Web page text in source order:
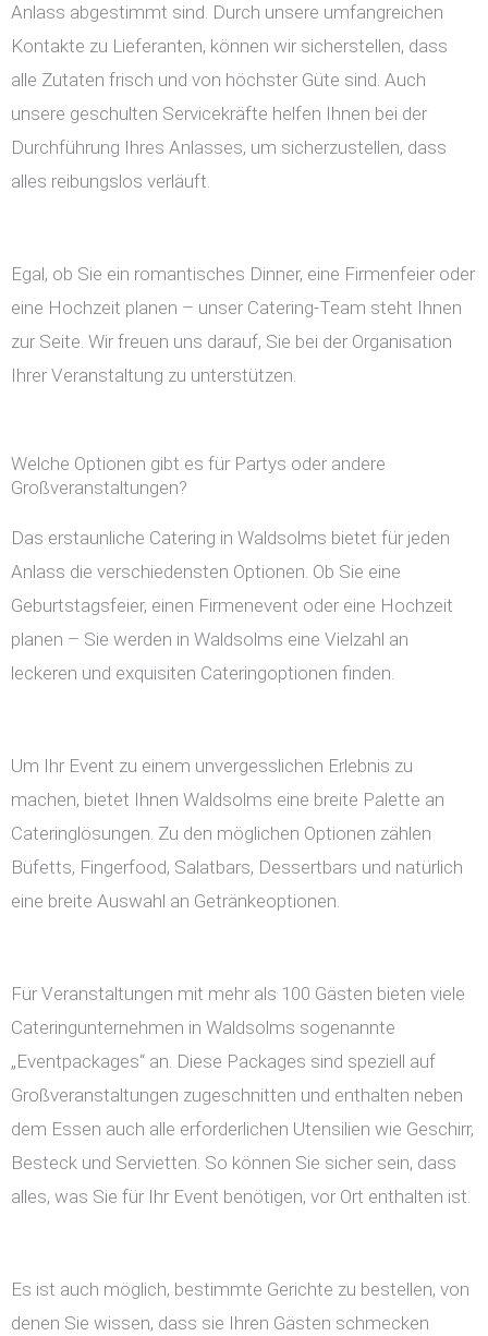
Anlass abgestimmt sind. Durch unsere umfangreichen
Kontakte zu Lieferanten, können wir sicherstellen, dass
alle Zutaten frisch und von höchster Güte sind. Auch
unsere geschulten Servicekräfte helfen Ihnen bei der
Durchführung Ihres Anlasses, um sicherzustellen, dass
alles reibungslos verläuft.
Egal, ob Sie ein romantisches Dinner, eine Firmenfeier oder
eine Hochzeit planen – unser Catering-Team steht Ihnen
zur Seite. Wir freuen uns darauf, Sie bei der Organisation
Ihrer Veranstaltung zu unterstützen.
Welche Optionen gibt es für Partys oder andere
Großveranstaltungen?
Das erstaunliche Catering in Waldsolms bietet für jeden
Anlass die verschiedensten Optionen. Ob Sie eine
Geburtstagsfeier, einen Firmenevent oder eine Hochzeit
planen – Sie werden in Waldsolms eine Vielzahl an
leckeren und exquisiten Cateringoptionen finden.
Um Ihr Event zu einem unvergesslichen Erlebnis zu
machen, bietet Ihnen Waldsolms eine breite Palette an
Cateringlösungen. Zu den möglichen Optionen zählen
Büfetts, Fingerfood, Salatbars, Dessertbars und natürlich
eine breite Auswahl an Getränkeoptionen.
Für Veranstaltungen mit mehr als 100 Gästen bieten viele
Cateringunternehmen in Waldsolms sogenannte
„Eventpackages“ an. Diese Packages sind speziell auf
Großveranstaltungen zugeschnitten und enthalten neben
dem Essen auch alle erforderlichen Utensilien wie Geschirr,
Besteck und Servietten. So können Sie sicher sein, dass
alles, was Sie für Ihr Event benötigen, vor Ort enthalten ist.
Es ist auch möglich, bestimmte Gerichte zu bestellen, von
denen Sie wissen, dass sie Ihren Gästen schmecken